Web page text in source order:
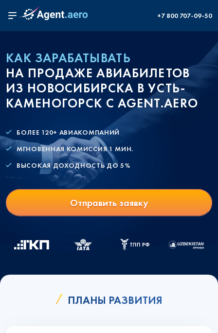
+7 800 707-09-50
КАК ЗАРАБАТЫВАТЬ
НА ПРОДАЖЕ АВИАБИЛЕТОВ
ИЗ НОВОСИБИРСКА В УСТЬ-
КАМЕНОГОРСК С AGENT.AERO
БОЛЕЕ 120+ АВИАКОМПАНИЙ
МГНОВЕННАЯ КОМИССИЯ 1 МИН.
ВЫСОКАЯ ДОХОДНОСТЬ ДО 5%
Отправить заявку
ПЛАНЫ РАЗВИТИЯ